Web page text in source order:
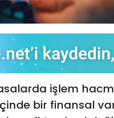
işlem
bir finansal